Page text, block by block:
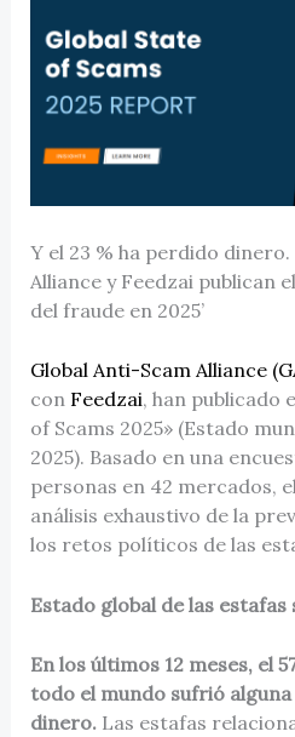
Y el 23 % ha perdido
Alliance y Feedzai publican
del fraude en 2025’
Global Anti-Scam Alliance
con Feedzai, han publicado
of Scams 2025» (Estado
2025). Basado en una
personas en 42 mercados,
análisis exhaustivo de la
los retos políticos de las
Estado global de las estafas
En los últimos 12 meses, el
todo el mundo sufrió
dinero. Las estafas